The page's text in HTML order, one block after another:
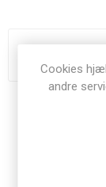
Du
Cookies
andre